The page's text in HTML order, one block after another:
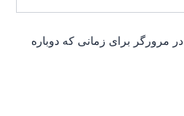
مرورگر برای زمانی که دوباره